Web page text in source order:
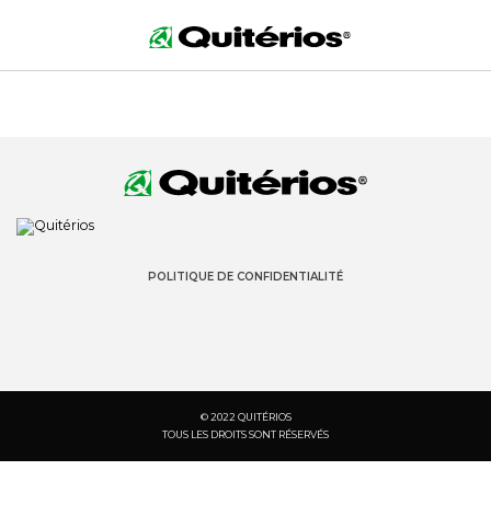
POLITIQUE DE CONFIDENTIALITÉ
© 2022 QUITÉRIOS
TOUS LES DROITS SONT RÉSERVÉS